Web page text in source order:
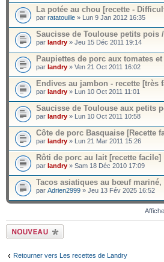
La potée au chou [recette -
par ratatouille » Lun 9 Jan 2012 16:35
Saucisse de Toulouse petits pois
par landry » Jeu 15 Déc 2011 19:14
Paupiettes de porc aux tomates
par landry » Ven 21 Oct 2011 16:02
Endives au jambon - recette [très
par landry » Lun 10 Oct 2011 11:01
Saucisse de Toulouse aux petits
par landry » Lun 10 Oct 2011 10:58
Côte de porc Basquaise [Recette
par landry » Lun 21 Mar 2011 15:26
Rôti de porc au lait [recette facile]
par landry » Sam 18 Déc 2010 17:09
Tacos asiatiques au bœuf mariné,
par Adrien2999 » Jeu 13 Fév 2025 16:52
Écrire un nouveau
sujet
Retourner vers Les recettes de Landry